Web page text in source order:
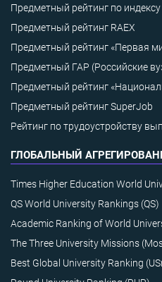
Предметный рейтинг по
Предметный рейтинг RAEX
Предметный рейтинг «Первая
Предметный ГАР (Российские
Предметный рейтинг
Предметный рейтинг SuperJob
Рейтинг по трудоустройству
ГЛОБАЛЬНЫЙ
Times Higher Education World
QS World University Rankings (QS)
Academic Ranking of World
The Three University Missions
Best Global University Ranking